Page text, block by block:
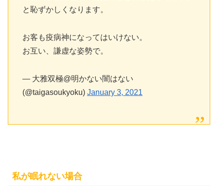
と恥ずかしくなります。
お客も疫病神になってはいけない。
お互い、謙虚な姿勢で。
— 大雅双極@明かない闇はない
(@taigasoukyoku) January 3, 2021
私が眠れない場合